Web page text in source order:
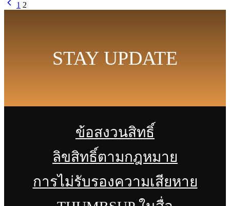
1 2
STAY UPDATE
ข้อสงวนสิทธิ์
ลิขสิทธิ์ตามกฎหมาย
การไม่รับรองความเสียหาย